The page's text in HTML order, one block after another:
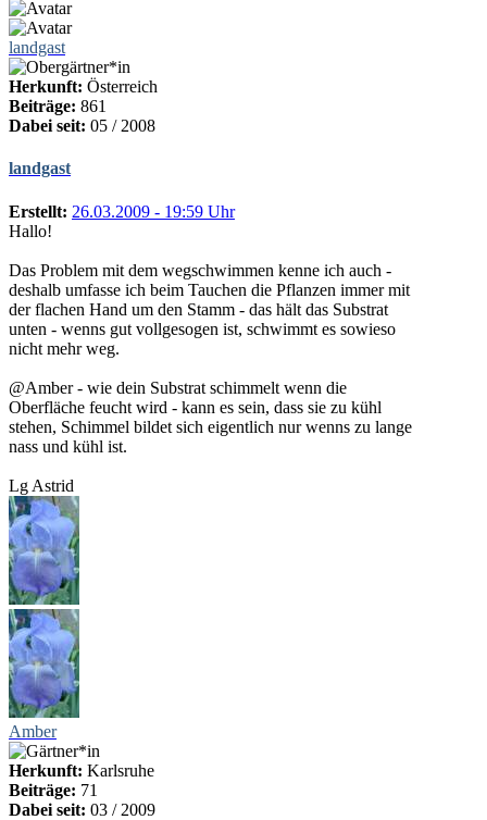
landgast
Herkunft: Österreich
Beiträge: 861
Dabei seit: 05 / 2008
landgast
Erstellt: 26.03.2009 - 19:59 Uhr
Hallo!
Das Problem mit dem wegschwimmen kenne ich auch -
deshalb umfasse ich beim Tauchen die Pflanzen immer mit
der flachen Hand um den Stamm - das hält das Substrat
unten - wenns gut vollgesogen ist, schwimmt es sowieso
nicht mehr weg.
@Amber - wie dein Substrat schimmelt wenn die
Oberfläche feucht wird - kann es sein, dass sie zu kühl
stehen, Schimmel bildet sich eigentlich nur wenns zu lange
nass und kühl ist.
Lg Astrid
Amber
Herkunft: Karlsruhe
Beiträge: 71
Dabei seit: 03 / 2009